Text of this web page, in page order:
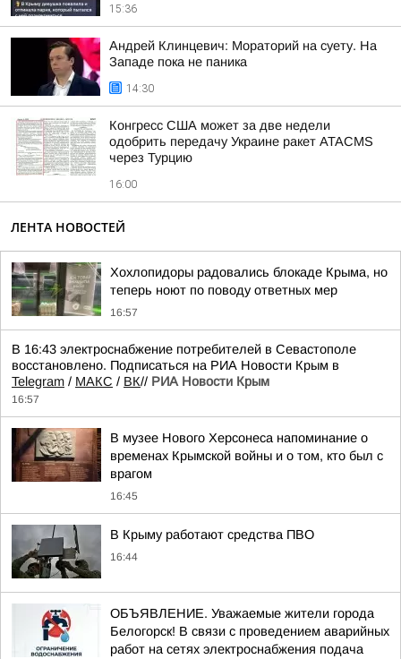
15:36
Андрей Клинцевич: Мораторий на суету. На
Западе пока не паника
14:30
Конгресс США может за две недели
одобрить передачу Украине ракет ATACMS
через Турцию
16:00
ЛЕНТА НОВОСТЕЙ
Хохлопидоры радовались блокаде Крыма, но
теперь ноют по поводу ответных мер
16:57
В 16:43 электроснабжение потребителей в Севастополе
восстановлено. Подписаться на РИА Новости Крым в
Telegram / МАКС / ВК// РИА Новости Крым
16:57
В музее Нового Херсонеса напоминание о
временах Крымской войны и о том, кто был с
врагом
16:45
В Крыму работают средства ПВО
16:44
ОБЪЯВЛЕНИЕ. Уважаемые жители города
Белогорск! В связи с проведением аварийных
работ на сетях электроснабжения подача